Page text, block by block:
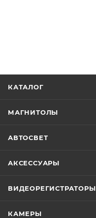
КАТАЛОГ
МАГНИТОЛЫ
АВТОСВЕТ
АКСЕССУАРЫ
ВИДЕОРЕГИСТРАТОРЫ
КАМЕРЫ